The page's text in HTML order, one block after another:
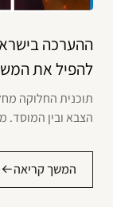
ההערכה
להפיל את
תוכנית החלוקה
הצבא ובין
המשך קריאה